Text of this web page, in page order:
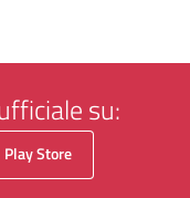
su:
Play Store